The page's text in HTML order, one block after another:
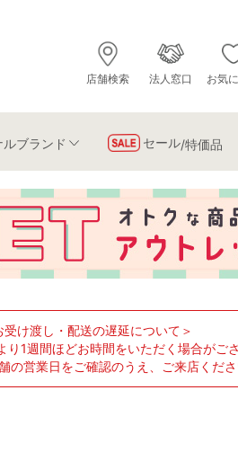
店舗検索 法人窓口 お気
ブランド セール/特価品
け渡し・配送の遅延について＞
1週間ほどお時間をいただく場合がござ
営業日をご確認のうえ、ご来店くださ